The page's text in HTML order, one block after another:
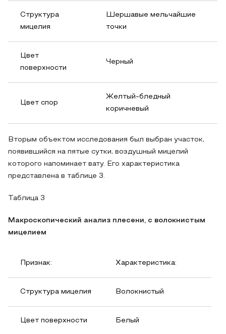
Структура
мицелия
Шершавые мельчайшие
точки
Цвет
поверхности
Черный
Цвет спор
Желтый-бледный
коричневый
Вторым объектом исследования был выбран участок,
появившийся на пятые сутки, воздушный мицелий
которого напоминает вату. Его характеристика
представлена в таблице 3.
Таблица 3
Макроскопический анализ плесени, с волокнистым
мицелием
Признак: Характеристика:
Структура мицелия Волокнистый
Цвет поверхности Белый